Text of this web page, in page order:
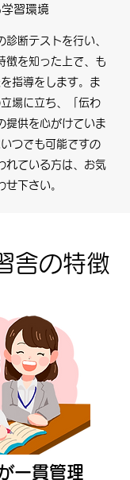
習環境
断テストを行い、
徴を知った上で、も
指導をします。ま
場に立ち、「伝わ
提供を心がけていま
つでも可能ですの
れている方は、お気
せ下さい。
舎の特徴
一貫管理